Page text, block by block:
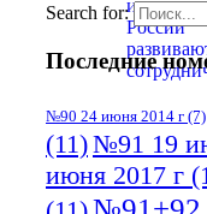
Search for:
Последние
№90 24 июня 2014 г (7)
(11)№91 19
июня 2017 г